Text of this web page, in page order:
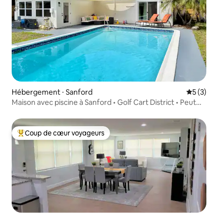
Hébergement ⋅ Sanford
5 (3)
Maison avec piscine à Sanford • Golf Cart District • Peut
Coups de cœur voyageurs les plus appréciés
Coup de cœur voyageurs